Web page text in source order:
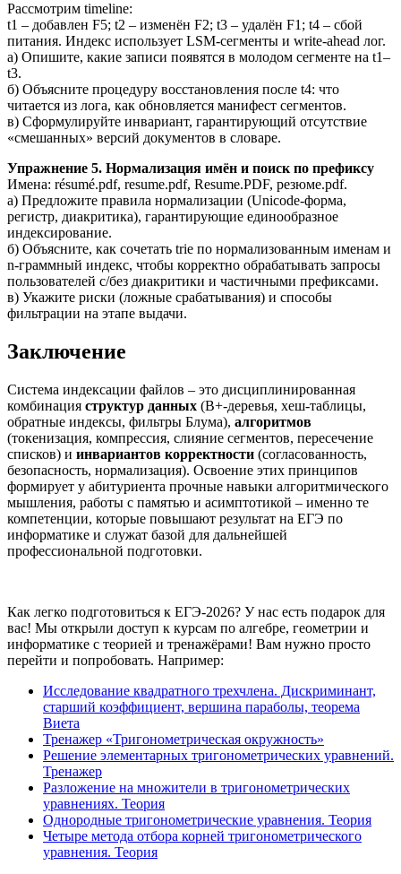
Рассмотрим timeline:
t1 – добавлен F5; t2 – изменён F2; t3 – удалён F1; t4 – сбой
питания. Индекс использует LSM-сегменты и write-ahead лог.
а) Опишите, какие записи появятся в молодом сегменте на t1–
t3.
б) Объясните процедуру восстановления после t4: что
читается из лога, как обновляется манифест сегментов.
в) Сформулируйте инвариант, гарантирующий отсутствие
«смешанных» версий документов в словаре.
Упражнение 5. Нормализация имён и поиск по префиксу
Имена: résumé.pdf, resume.pdf, Resume.PDF, резюме.pdf.
а) Предложите правила нормализации (Unicode-форма,
регистр, диакритика), гарантирующие единообразное
индексирование.
б) Объясните, как сочетать trie по нормализованным именам и
n-граммный индекс, чтобы корректно обрабатывать запросы
пользователей с/без диакритики и частичными префиксами.
в) Укажите риски (ложные срабатывания) и способы
фильтрации на этапе выдачи.
Заключение
Система индексации файлов – это дисциплинированная
комбинация структур данных (B+-деревья, хеш-таблицы,
обратные индексы, фильтры Блума), алгоритмов
(токенизация, компрессия, слияние сегментов, пересечение
списков) и инвариантов корректности (согласованность,
безопасность, нормализация). Освоение этих принципов
формирует у абитуриента прочные навыки алгоритмического
мышления, работы с памятью и асимптотикой – именно те
компетенции, которые повышают результат на ЕГЭ по
информатике и служат базой для дальнейшей
профессиональной подготовки.
Как легко подготовиться к ЕГЭ-2026? У нас есть подарок для
вас! Мы открыли доступ к курсам по алгебре, геометрии и
информатике с теорией и тренажёрами! Вам нужно просто
перейти и попробовать. Например:
Исследование квадратного трехчлена. Дискриминант,
старший коэффициент, вершина параболы, теорема
Виета
Тренажер «Тригонометрическая окружность»
Решение элементарных тригонометрических уравнений.
Тренажер
Разложение на множители в тригонометрических
уравнениях. Теория
Однородные тригонометрические уравнения. Теория
Четыре метода отбора корней тригонометрического
уравнения. Теория